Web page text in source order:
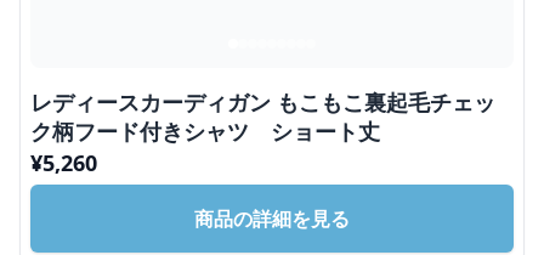
レディースカーディガン もこもこ裏起毛チェッ
ク柄フード付きシャツ ショート丈
¥5,260
商品の詳細を見る